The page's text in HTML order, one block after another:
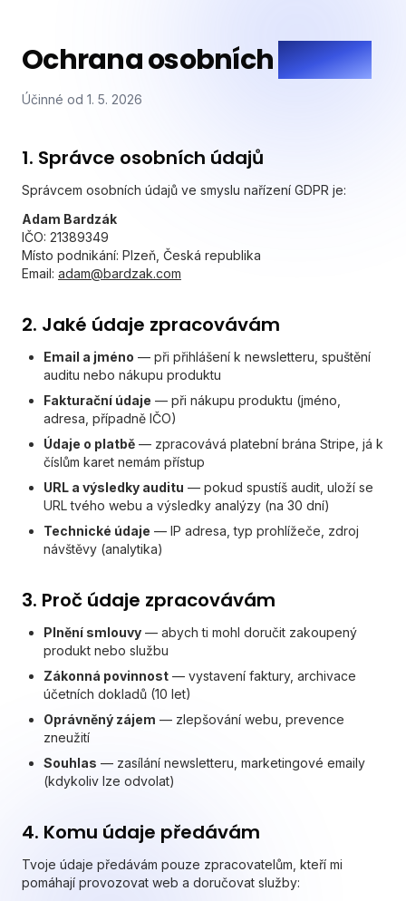
Ochrana osobníchúdajů.
Účinné od 1. 5. 2026
1. Správce osobních údajů
Správcem osobních údajů ve smyslu nařízení GDPR je:
Adam Bardzák
IČO: 21389349
Místo podnikání: Plzeň, Česká republika
Email: adam@bardzak.com
2. Jaké údaje zpracovávám
Email a jméno — při přihlášení k newsletteru, spuštění
auditu nebo nákupu produktu
Fakturační údaje — při nákupu produktu (jméno,
adresa, případně IČO)
Údaje o platbě — zpracovává platební brána Stripe, já k
číslům karet nemám přístup
URL a výsledky auditu — pokud spustíš audit, uloží se
URL tvého webu a výsledky analýzy (na 30 dní)
Technické údaje — IP adresa, typ prohlížeče, zdroj
návštěvy (analytika)
3. Proč údaje zpracovávám
Plnění smlouvy — abych ti mohl doručit zakoupený
produkt nebo službu
Zákonná povinnost — vystavení faktury, archivace
účetních dokladů (10 let)
Oprávněný zájem — zlepšování webu, prevence
zneužití
Souhlas — zasílání newsletteru, marketingové emaily
(kdykoliv lze odvolat)
4. Komu údaje předávám
Tvoje údaje předávám pouze zpracovatelům, kteří mi
pomáhají provozovat web a doručovat služby: